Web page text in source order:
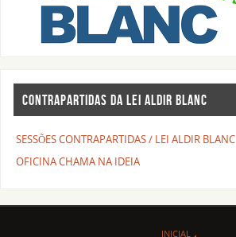
CONTRAPARTIDAS DA LEI ALDIR BLANC
SESSÕES CONTRAPARTIDAS / LEI ALDIR BLANC
OFICINA CHAMA NA IDEIA
INICIAL